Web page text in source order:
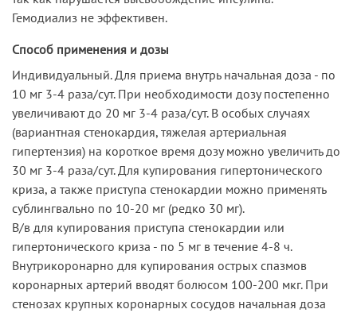
Гемодиализ не эффективен.
Способ применения и дозы
Индивидуальный. Для приема внутрь начальная доза - по
10 мг 3-4 раза/сут. При необходимости дозу постепенно
увеличивают до 20 мг 3-4 раза/сут. В особых случаях
(вариантная стенокардия, тяжелая артериальная
гипертензия) на короткое время дозу можно увеличить до
30 мг 3-4 раза/сут. Для купирования гипертонического
криза, а также приступа стенокардии можно применять
сублингвально по 10-20 мг (редко 30 мг).
В/в для купирования приступа стенокардии или
гипертонического криза - по 5 мг в течение 4-8 ч.
Внутрикоронарно для купирования острых спазмов
коронарных артерий вводят болюсом 100-200 мкг. При
стенозах крупных коронарных сосудов начальная доза